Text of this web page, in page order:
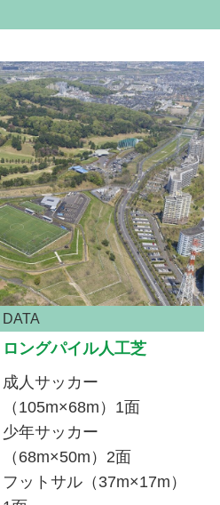
DATA
ロングパイル人工芝
成人サッカー
（105m×68m）1面
少年サッカー
（68m×50m）2面
フットサル（37m×17m）